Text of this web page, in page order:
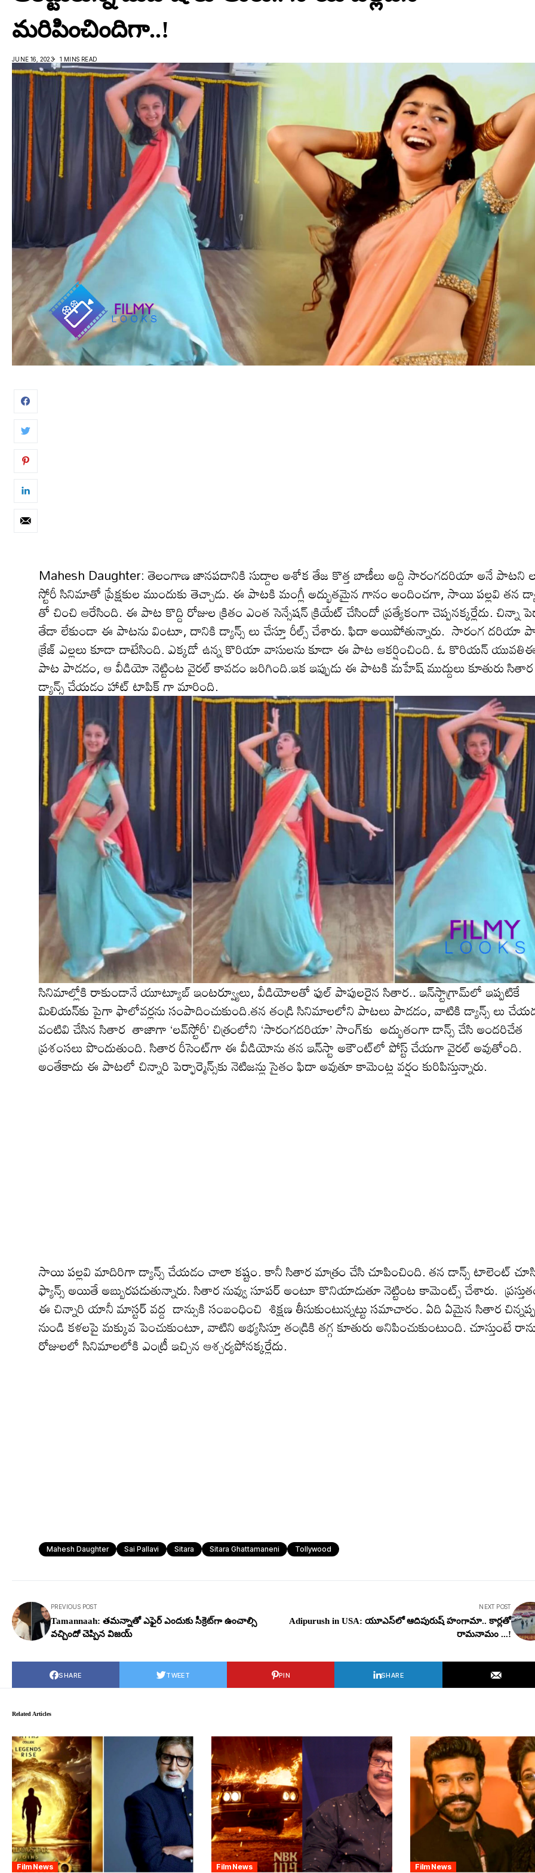
మ‌రిపించిందిగా..!
JUNE 16, 2023 1 MINS READ
Mahesh Daughter: తెలంగాణ జాన‌ప‌దానికి సుద్దాల అశోక తేజ కొత్త బాణీలు అద్ది సారంగ‌ద‌రియా అనే పాట‌ని
స్టోరీ సినిమాతో ప్రేక్ష‌కుల ముందుకు తెచ్చాడు. ఈ పాట‌కి మంగ్లీ అద్భుత‌మైన గానం అందించ‌గా, సాయి ప‌ల్ల‌వి త‌న
తో చించి ఆరేసింది. ఈ పాట కొద్ది రోజుల క్రితం ఎంత సెన్సేష‌న్ క్రియేట్ చేసిందో ప్ర‌త్యేకంగా చెప్ప‌న‌క్క‌ర్లేదు. చిన్నా
తేడా లేకుండా ఈ పాట‌ను వింటూ, దానికి డ్యాన్స్ లు చేస్తూ రీల్స్ చేశారు. ఫిదా అయిపోతున్నారు. సారంగ ద‌రియా
క్రేజ్ ఎల్ల‌లు కూడా దాటేసింది. ఎక్క‌డో ఉన్న‌ కొరియా వాసుల‌ను కూడా ఈ పాట ఆకర్షించింది. ఓ కొరియ‌న్
పాట పాడ‌డం, ఆ వీడియో నెట్టింట వైర‌ల్ కావ‌డం జ‌రిగింది.ఇక ఇప్పుడు ఈ పాట‌కి మ‌హేష్ ముద్దులు కూతురు సితార
డ్యాన్స్ చేయ‌డం హాట్ టాపిక్ గా మారింది.
సినిమాల్లోకి రాకుండానే యూట్యూబ్ ఇంటర్వ్యూలు, వీడియోలతో ఫుల్ పాపులరైన సితార‌.. ఇన్‌స్టాగ్రామ్‌లో ఇప్పటికే
మిలియన్‌కు పైగా ఫాలోవర్లను సంపాదించుకుంది.త‌న తండ్రి సినిమాల‌లోని పాటలు పాడ‌డం, వాటికి డ్యాన్స్ లు
వంటివి చేసిన సితార తాజాగా ‘లవ్‌స్టోరీ’ చిత్రంలోని ‘సారంగదరియా’ సాంగ్‌కు అద్భుతంగా డాన్స్ చేసి అంద‌రిచేత
ప్ర‌శంస‌లు పొందుతుంది. సితార రీసెంట్‌గా ఈ వీడియోను తన ఇన్‌స్టా అకౌంట్‌లో పోస్ట్ చేయగా వైరల్ అవుతోంది.
అంతేకాదు ఈ పాటలో చిన్నారి పెర్ఫార్మెన్స్‌కు నెటిజన్లు సైతం ఫిదా అవుతూ కామెంట్ల వ‌ర్షం కురిపిస్తున్నారు.
సాయి ప‌ల్ల‌వి మాదిరిగా డ్యాన్స్ చేయ‌డం చాలా క‌ష్టం. కానీ సితార మాత్రం చేసి చూపించింది. త‌న‌ డాన్స్ టాలెంట్
ఫ్యాన్స్ అయితే అబ్బురపడుతున్నారు. సితార నువ్వు సూపర్ అంటూ కొనియాడుతూ నెట్టింట కామెంట్స్ చేశారు.
ఈ చిన్నారి యానీ మాస్టర్ వద్ద డాన్సుకి సంబంధించి శిక్షణ తీసుకుంటున్నట్టు సమాచారం. ఏది ఏమైన‌ సితార
నుండి కళలపై మక్కువ పెంచుకుంటూ, వాటిని అభ్యసిస్తూ తండ్రికి తగ్గ కూతురు అనిపించుకుంటుంది. చూస్తుంటే
రోజుల‌లో సినిమాల‌లోకి ఎంట్రీ ఇచ్చిన ఆశ్చ‌ర్య‌పోన‌క్క‌ర్లేదు.
Mahesh Daughter Sai Pallavi Sitara Sitara Ghattamaneni Tollywood
PREVIOUS POST
Tamannaah: త‌మ‌న్నాతో ఎఫైర్ ఎందుకు సీక్రెట్‌గా ఉంచాల్సి
వ‌చ్చిందో చెప్పిన విజ‌య్
NEXT POST
Adipurush in USA: యూఎస్‌లో ఆదిపురుష్ హంగామా.. కార్ల‌తో
రామనామం ...!
SHARE TWEET PIN SHARE
Related Articles
Film News Film News Film News